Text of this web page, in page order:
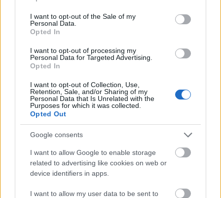
use your data for below specified purposes in below Google
consent section.
I want to opt-out of the Sale of my
Personal Data.
Opted In
I want to opt-out of processing my
Personal Data for Targeted Advertising.
Opted In
I want to opt-out of Collection, Use,
Retention, Sale, and/or Sharing of my
Personal Data that Is Unrelated with the
Purposes for which it was collected.
Opted Out
Google consents
I want to allow Google to enable storage
related to advertising like cookies on web or
device identifiers in apps.
I want to allow my user data to be sent to
Συνεργασία της Παιδικής Κατασκήνωσης στα Ροΐτικα